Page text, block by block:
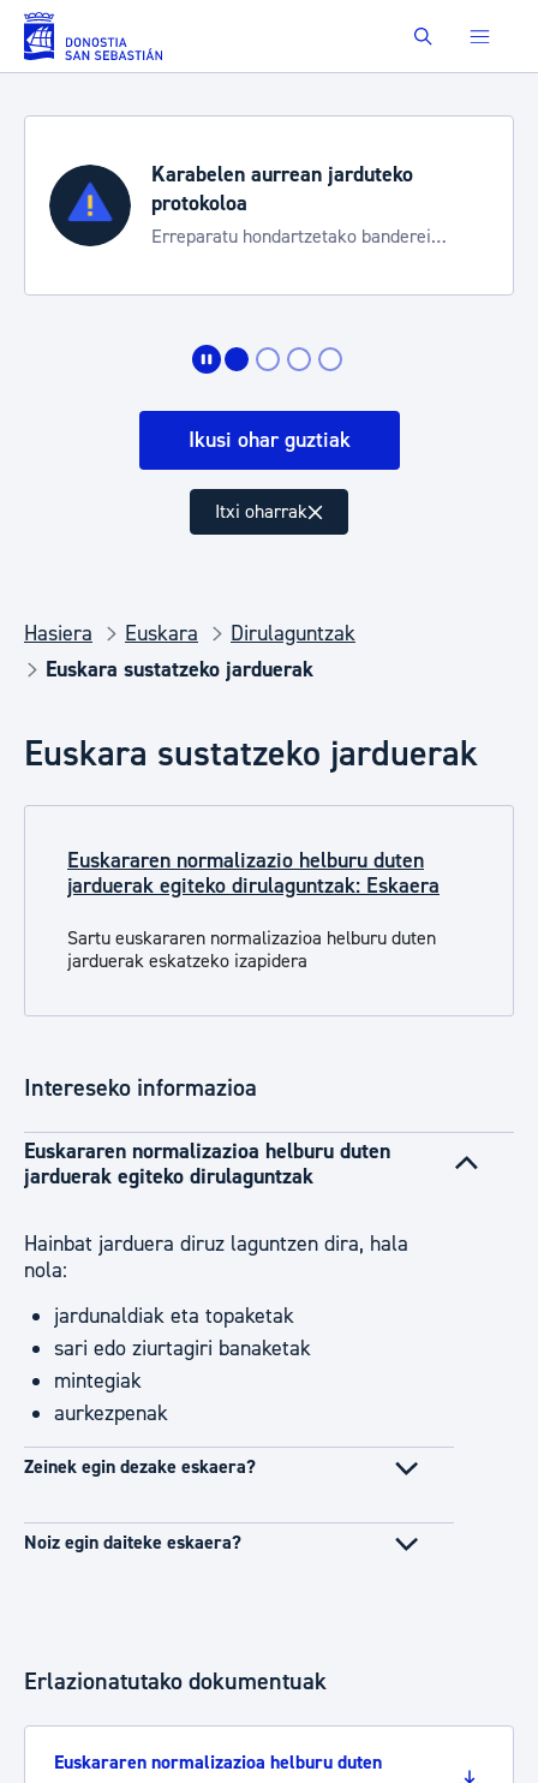
Eduki nagusira joan Buscar
Karabelen aurrean jarduteko
protokoloa
Erreparatu hondartzetako banderei
Ikusi ohar guztiak
Itxi oharrak
Hasiera Euskara
Dirulaguntzak
Euskara sustatzeko jarduerak
Euskara sustatzeko jarduerak
Euskararen normalizazio helburu duten
jarduerak egiteko dirulaguntzak: Eskaera
Sartu euskararen normalizazioa helburu duten
jarduerak eskatzeko izapidera
Intereseko informazioa
Euskararen normalizazioa helburu duten
jarduerak egiteko dirulaguntzak
Hainbat jarduera diruz laguntzen dira, hala
nola:
jardunaldiak eta topaketak
sari edo ziurtagiri banaketak
mintegiak
aurkezpenak
Zeinek egin dezake eskaera?
Noiz egin daiteke eskaera?
Erlazionatutako dokumentuak
Euskararen normalizazioa helburu duten